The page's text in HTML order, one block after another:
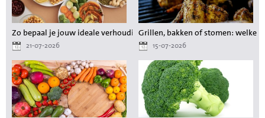
Zo bepaal je jouw ideale verhouding aan voedingsstoffen tijdens het
21-07-2026
Grillen, bakken of stomen: welke
15-07-2026